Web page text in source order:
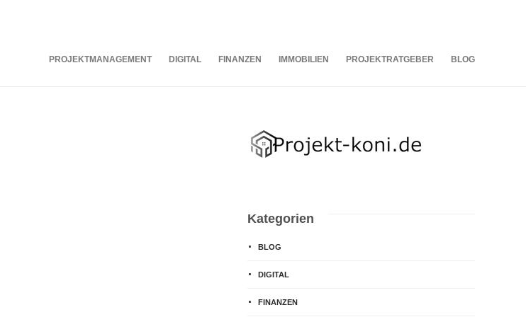
PROJEKTMANAGEMENT DIGITAL FINANZEN IMMOBILIEN PROJEKTRATGEBER BLOG
Kategorien
BLOG
DIGITAL
FINANZEN